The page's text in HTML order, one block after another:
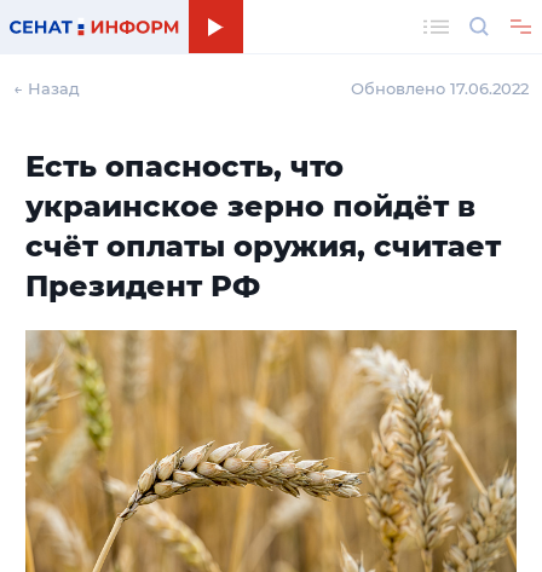
← Назад Обновлено 17.06.2022
Есть опасность, что
украинское зерно пойдёт в
счёт оплаты оружия, считает
Президент РФ